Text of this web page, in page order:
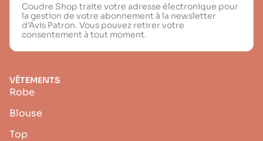
Coudre Shop traite votre adresse électronique pour
la gestion de votre abonnement à la newsletter
d’Avis Patron. Vous pouvez retirer votre
consentement à tout moment.
VÊTEMENTS
Robe
Blouse
Top